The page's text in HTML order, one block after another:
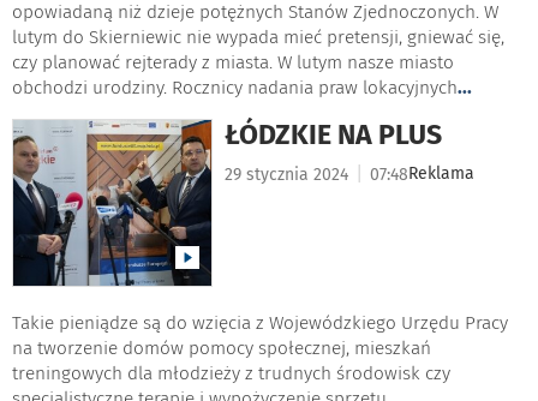
opowiadaną niż dzieje potężnych Stanów Zjednoczonych. W
lutym do Skierniewic nie wypada mieć pretensji, gniewać się,
czy planować rejterady z miasta. W lutym nasze miasto
obchodzi urodziny. Rocznicy nadania praw lokacyjnych...
ŁÓDZKIE NA PLUS
29 stycznia 2024 07:48Reklama
Takie pieniądze są do wzięcia z Wojewódzkiego Urzędu Pracy
na tworzenie domów pomocy społecznej, mieszkań
treningowych dla młodzieży z trudnych środowisk czy